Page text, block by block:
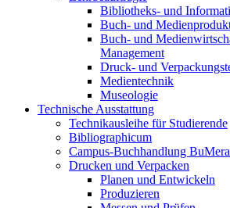
Bibliotheks- und
Buch- und
Buch- und
Management
Druck- und
Medientechnik
Museologie
Technische Ausstattung
Technikausleihe für Studierende
Bibliographicum
Campus-Buchhandlung
Drucken und Verpacken
Planen und Entwickeln
Produzieren